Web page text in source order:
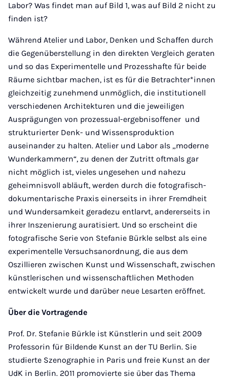
Labor? Was findet man auf Bild 1, was auf Bild 2 nicht zu
finden ist?
Während Atelier und Labor, Denken und Schaffen durch
die Gegenüberstellung in den direkten Vergleich geraten
und so das Experimentelle und Prozesshafte für beide
Räume sichtbar machen, ist es für die Betrachter*innen
gleichzeitig zunehmend unmöglich, die institutionell
verschiedenen Architekturen und die jeweiligen
Ausprägungen von prozessual-ergebnisoffener und
strukturierter Denk- und Wissensproduktion
auseinander zu halten. Atelier und Labor als „moderne
Wunderkammern“, zu denen der Zutritt oftmals gar
nicht möglich ist, vieles ungesehen und nahezu
geheimnisvoll abläuft, werden durch die fotografisch-
dokumentarische Praxis einerseits in ihrer Fremdheit
und Wundersamkeit geradezu entlarvt, andererseits in
ihrer Inszenierung auratisiert. Und so erscheint die
fotografische Serie von Stefanie Bürkle selbst als eine
experimentelle Versuchsanordnung, die aus dem
Oszillieren zwischen Kunst und Wissenschaft, zwischen
künstlerischen und wissenschaftlichen Methoden
entwickelt wurde und darüber neue Lesarten eröffnet.
Über die Vortragende
Prof. Dr. Stefanie Bürkle ist Künstlerin und seit 2009
Professorin für Bildende Kunst an der TU Berlin. Sie
studierte Szenographie in Paris und freie Kunst an der
UdK in Berlin. 2011 promovierte sie über das Thema